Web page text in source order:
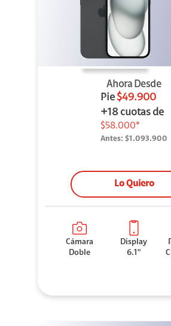
Ahora Desde
Pie $49.900
+18 cuotas de
$58.000*
Antes: $1.093.900
Lo Quiero
Cámara
Doble
Display
6.1"